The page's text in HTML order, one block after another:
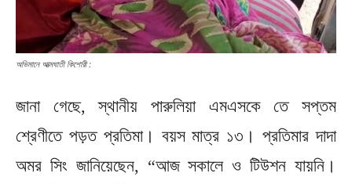
অভিমানে আত্মঘাতী কিশোরী :
জানা গেছে, স্থানীয় পারুলিয়া এমএসকে তে সপ্তম
শ্রেণীতে পড়ত প্রতিমা। বয়স মাত্র ১৩। প্রতিমার দাদা
অমর সিং জানিয়েছেন, “আজ সকালে ও টিউশন যায়নি।